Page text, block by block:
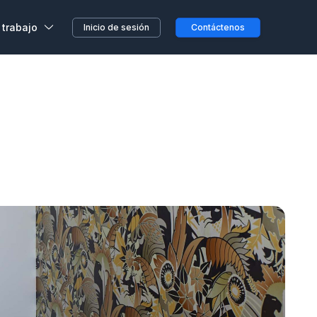
ALL
programas de
Inicio de sesión Contáctenos